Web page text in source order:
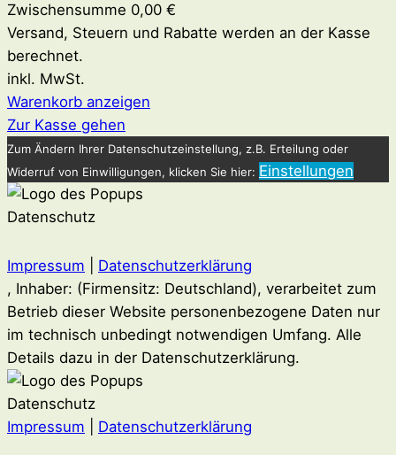
Produkte
im
Warenkorb
Zwischensumme 0,00 €
Versand, Steuern und Rabatte werden an der Kasse
berechnet.
inkl. MwSt.
Warenkorb anzeigen
Zur Kasse gehen
Zum Ändern Ihrer Datenschutzeinstellung, z.B. Erteilung oder
Widerruf von Einwilligungen, klicken Sie hier: Einstellungen
Datenschutz
Impressum
Datenschutzerklärung
, Inhaber: (Firmensitz: Deutschland), verarbeitet zum
Betrieb dieser Website personenbezogene Daten nur
im technisch unbedingt notwendigen Umfang. Alle
Details dazu in der Datenschutzerklärung.
Datenschutz
Impressum
Datenschutzerklärung